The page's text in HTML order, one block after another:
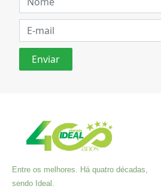
Entre os melhores. Há quatro décadas,
sendo Ideal.